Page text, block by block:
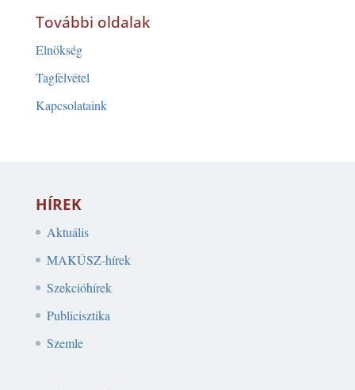
További oldalak
Elnökség
Tagfelvétel
Kapcsolataink
HÍREK
Aktuális
MAKÚSZ-hírek
Szekcióhírek
Publicisztika
Szemle